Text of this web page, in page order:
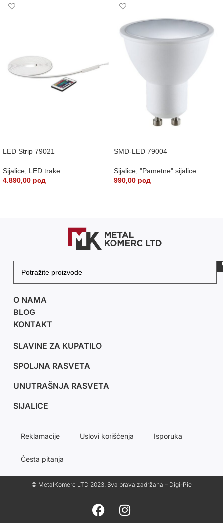
LED Strip 79021
Sijalice, LED trake
4.890,00 рсд
SMD-LED 79004
Sijalice, "Pametne" sijalice
990,00 рсд
O NAMA
BLOG
KONTAKT
SLAVINE ZA KUPATILO
SPOLJNA RASVETA
UNUTRAŠNJA RASVETA
SIJALICE
Reklamacije Uslovi korišćenja Isporuka
Česta pitanja
© MetalKomerc LTD 2023. Sva prava zadržana – Digi-Pie